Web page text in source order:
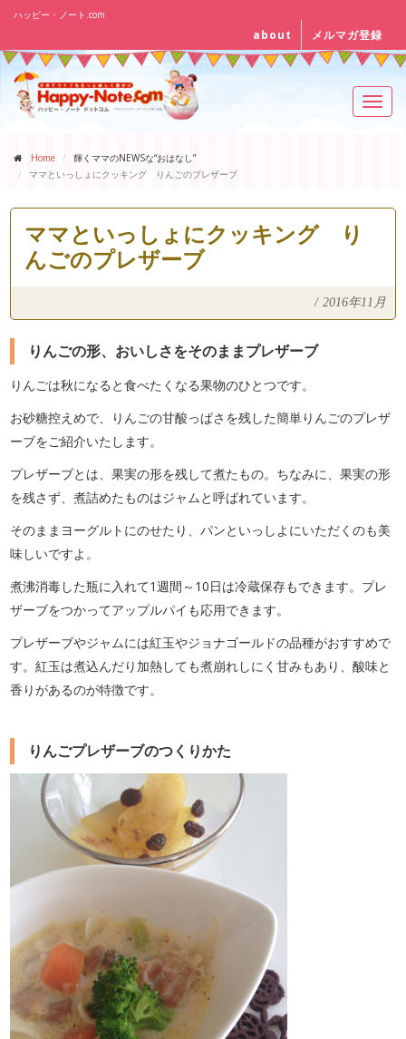
ハッピー・ノート.com
about メルマガ登録
Home
輝くママのNEWSな“おはなし”
ママといっしょにクッキング りんごのプレザーブ
ママといっしょにクッキング り
んごのプレザーブ
/ 2016年11月
りんごの形、おいしさをそのままプレザーブ
りんごは秋になると食べたくなる果物のひとつです。
お砂糖控えめで、りんごの甘酸っぱさを残した簡単りんごのプレザ
ーブをご紹介いたします。
プレザーブとは、果実の形を残して煮たもの。ちなみに、果実の形
を残さず、煮詰めたものはジャムと呼ばれています。
そのままヨーグルトにのせたり、パンといっしよにいただくのも美
味しいですよ。
煮沸消毒した瓶に入れて1週間～10日は冷蔵保存もできます。プレ
ザーブをつかってアップルパイも応用できます。
プレザーブやジャムには紅玉やジョナゴールドの品種がおすすめで
す。紅玉は煮込んだり加熱しても煮崩れしにく甘みもあり、酸味と
香りがあるのが特徴です。
りんごプレザーブのつくりかた